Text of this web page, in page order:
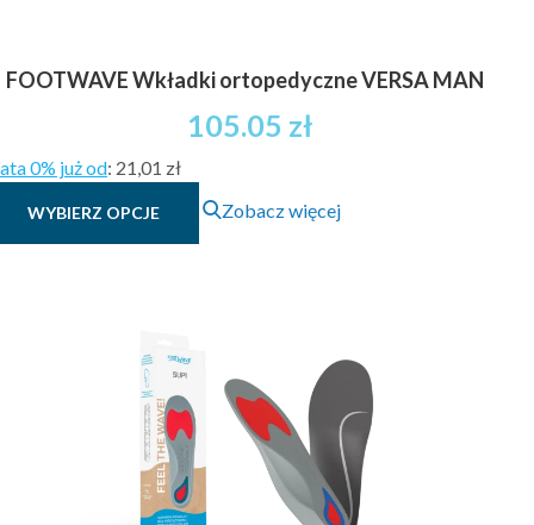
FOOTWAVE Wkładki ortopedyczne VERSA MAN
105.05 zł
0% już od: 21,01 zł
WYBIERZ OPCJE
Ten
produkt
można
wybrać
stronie
produktu
Zobacz więcej